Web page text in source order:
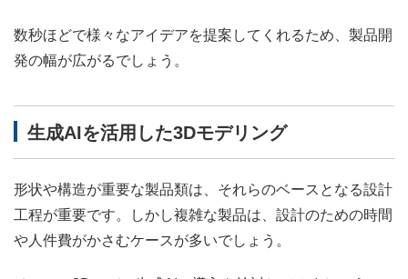
数秒ほどで様々なアイデアを提案してくれるため、製品開
発の幅が広がるでしょう。
生成AIを活用した3Dモデリング
形状や構造が重要な製品類は、それらのベースとなる設計
工程が重要です。しかし複雑な製品は、設計のための時間
や人件費がかさむケースが多いでしょう。